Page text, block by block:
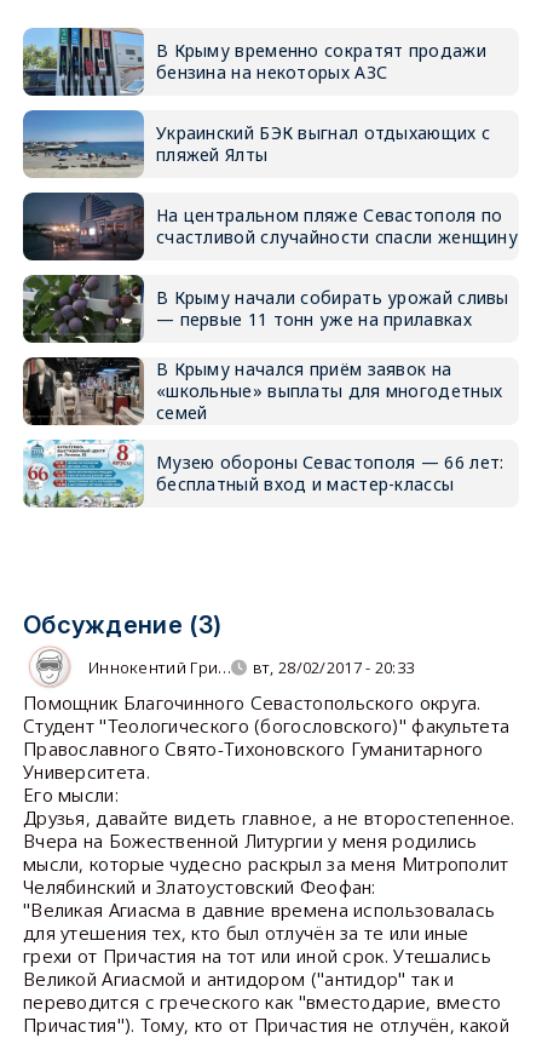
В Крыму временно сократят продажи
бензина на некоторых АЗС
Украинский БЭК выгнал отдыхающих с
пляжей Ялты
На центральном пляже Севастополя по
счастливой случайности спасли женщину
В Крыму начали собирать урожай сливы
— первые 11 тонн уже на прилавках
В Крыму начался приём заявок на
«школьные» выплаты для многодетных
семей
Музею обороны Севастополя — 66 лет:
бесплатный вход и мастер-классы
Обсуждение (3)
Иннокентий Гри… вт, 28/02/2017 - 20:33
Помощник Благочинного Севастопольского округа.
Студент "Теологического (богословского)" факультета
Православного Свято-Тихоновского Гуманитарного
Университета.
Его мысли:
Друзья, давайте видеть главное, а не второстепенное.
Вчера на Божественной Литургии у меня родились
мысли, которые чудесно раскрыл за меня Митрополит
Челябинский и Златоустовский Феофан:
"Великая Агиасма в давние времена использовалась
для утешения тех, кто был отлучён за те или иные
грехи от Причастия на тот или иной срок. Утешались
Великой Агиасмой и антидором ("антидор" так и
переводится с греческого как "вместодарие, вместо
Причастия"). Тому, кто от Причастия не отлучён, какой